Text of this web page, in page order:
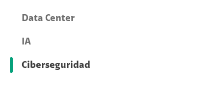
Data Center
IA
Ciberseguridad